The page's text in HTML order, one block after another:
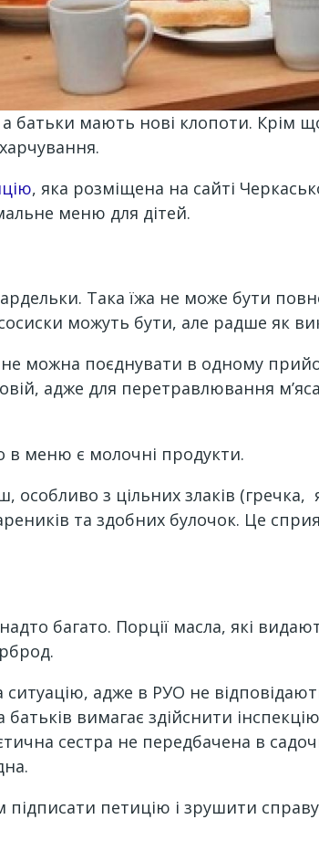
батьки мають нові клопоти. Крім
, яка розміщена на сайті
меню для дітей.
Така їжа не може бути
можуть бути, але радше як
можна поєднувати в одному
адже для перетравлювання
в меню є молочні продукти.
особливо з цільних злаків
та здобних булочок. Це
багато. Порції масла, які
адже в РУО не
вимагає здійснити
сестра не передбачена в
петицію і зрушити